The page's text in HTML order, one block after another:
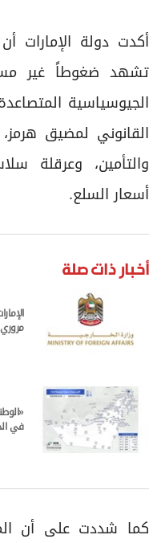
عدد اليوم
مواقيت الصلاة
الأحوال الجوية
أكدت دولة الإمارات
تشهد ضغوطاً غير
الجيوسياسية
القانوني لمضيق
والتأمين، وعرقلة
أسعار السلع.
أخبار ذات صلة
مروري
في
كما شددت على أن